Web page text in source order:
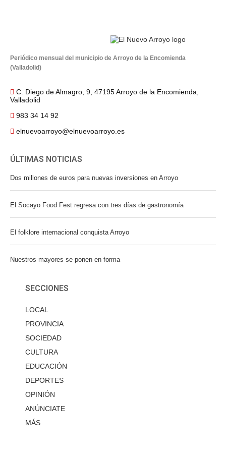
Periódico mensual del municipio de Arroyo de la Encomienda
(Valladolid)
C. Diego de Almagro, 9, 47195 Arroyo de la Encomienda,
Valladolid
983 34 14 92
elnuevoarroyo@elnuevoarroyo.es
ÚLTIMAS NOTICIAS
Dos millones de euros para nuevas inversiones en Arroyo
El Socayo Food Fest regresa con tres días de gastronomía
El folklore internacional conquista Arroyo
Nuestros mayores se ponen en forma
SECCIONES
LOCAL
PROVINCIA
SOCIEDAD
CULTURA
EDUCACIÓN
DEPORTES
OPINIÓN
ANÚNCIATE
MÁS